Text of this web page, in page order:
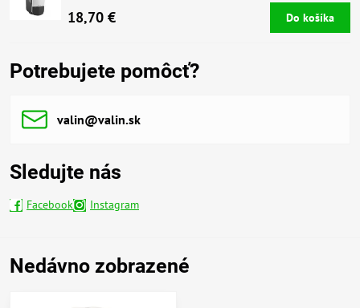
18,70 € Do košíka
Potrebujete pomôcť?
valin​@valin​.sk
Sledujte nás
Facebook Instagram
Nedávno zobrazené